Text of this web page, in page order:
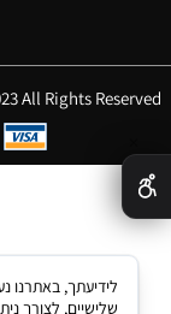
All Rights Reserved
שלישיים, לצורך